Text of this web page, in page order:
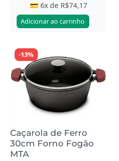
💳 6x de R$74,17
Adicionar ao carrinho
-13%
Caçarola de Ferro
30cm Forno Fogão
MTA